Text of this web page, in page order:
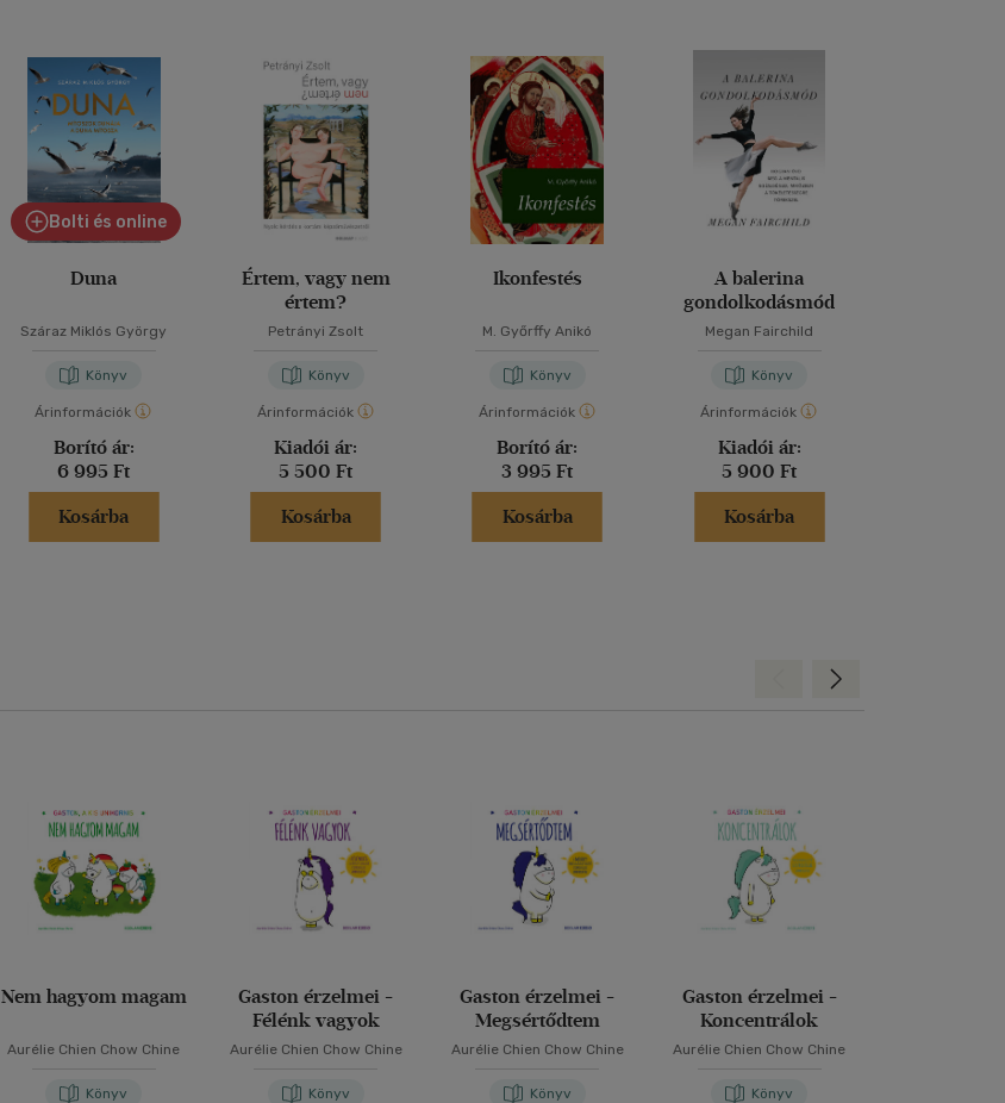
Bolti és online
Duna
Száraz Miklós György
Könyv
Árinformációk
Borító ár:
6 995 Ft
Kosárba
Értem, vagy nem
értem?
Petrányi Zsolt
Könyv
Árinformációk
Kiadói ár:
5 500 Ft
Kosárba
Ikonfestés
M. Győrffy Anikó
Könyv
Árinformációk
Borító ár:
3 995 Ft
Kosárba
A balerina
gondolkodásmód
Megan Fairchild
Könyv
Árinformációk
Kiadói ár:
5 900 Ft
Kosárba
Nem hagyom magam
Aurélie Chien Chow Chine
Könyv
Gaston érzelmei -
Félénk vagyok
Aurélie Chien Chow Chine
Könyv
Gaston érzelmei -
Megsértődtem
Aurélie Chien Chow Chine
Könyv
Gaston érzelmei -
Koncentrálok
Aurélie Chien Chow Chine
Könyv
Előre